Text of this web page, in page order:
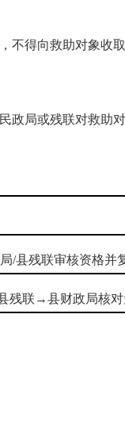
得向救助对象收取
局或残联对救助
县残联审核资格并
残联→县财政局核